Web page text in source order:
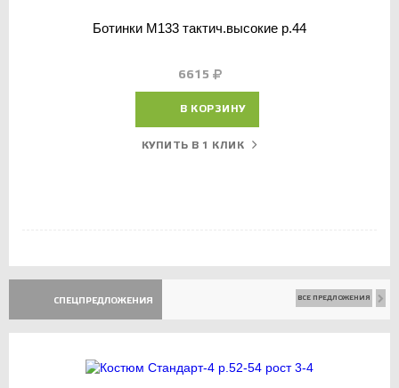
Ботинки М133 тактич.высокие р.44
6615
В КОРЗИНУ
КУПИТЬ В 1 КЛИК
СПЕЦПРЕДЛОЖЕНИЯ ВСЕ ПРЕДЛОЖЕНИЯ